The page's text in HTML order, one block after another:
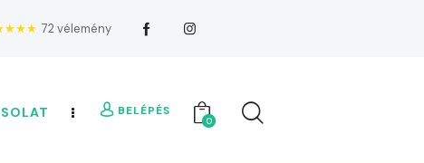
72 vélemény
BELÉPÉS
0